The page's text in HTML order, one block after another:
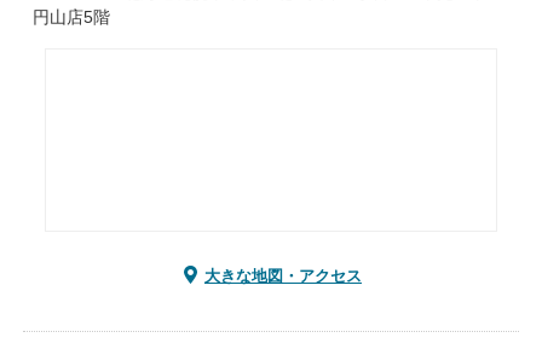
円山店5階
大きな地図・アクセス